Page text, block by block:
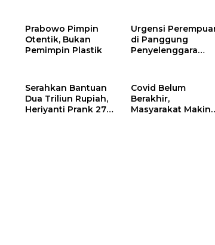
Prabowo Pimpin
Otentik, Bukan
Pemimpin Plastik
Urgensi
di Panggung
Penyelenggara
Serahkan Bantuan
Dua Triliun Rupiah,
Heriyanti Prank 270
Covid Belum
Berakhir,
Masyarakat Makin